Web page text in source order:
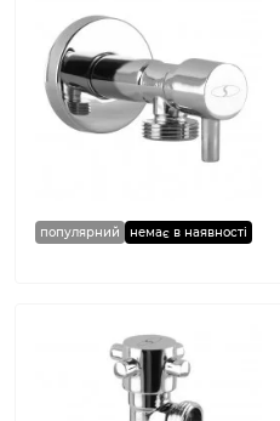
популярний немає в наявності